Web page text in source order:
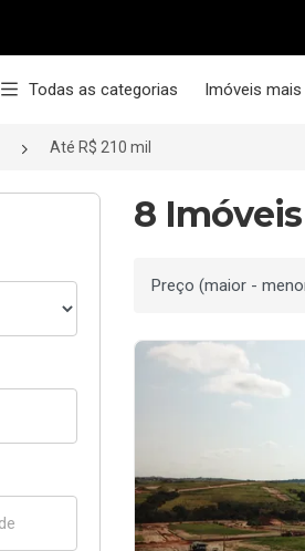
Todas as categorias Imóveis
Até R$ 210 mil
8
Ordenar por